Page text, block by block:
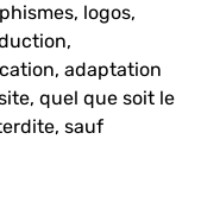
logos,
adaptation
quel que soit le
sauf